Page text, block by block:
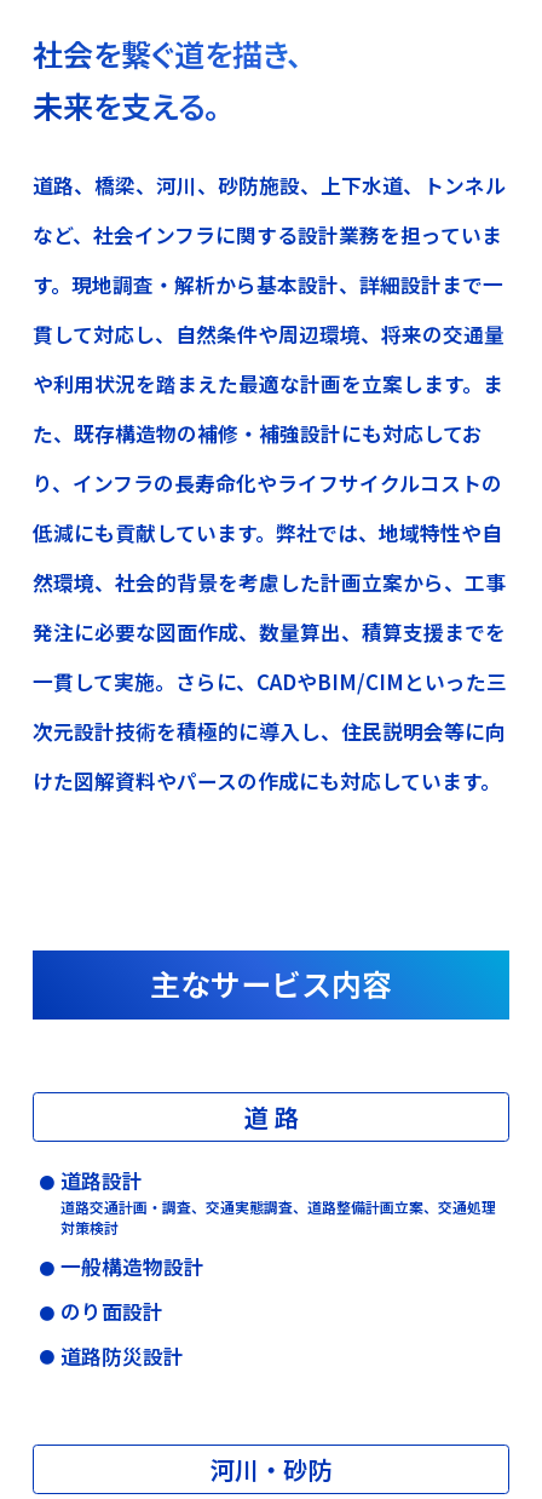
社会を繋ぐ道を描き、
未来を支える。
道路、橋梁、河川、砂防施設、上下水道、トンネル
など、社会インフラに関する設計業務を担っていま
す。現地調査・解析から基本設計、詳細設計まで一
貫して対応し、自然条件や周辺環境、将来の交通量
や利用状況を踏まえた最適な計画を立案します。ま
た、既存構造物の補修・補強設計にも対応してお
り、インフラの長寿命化やライフサイクルコストの
低減にも貢献しています。弊社では、地域特性や自
然環境、社会的背景を考慮した計画立案から、工事
発注に必要な図面作成、数量算出、積算支援までを
一貫して実施。さらに、CADやBIM/CIMといった三
次元設計技術を積極的に導入し、住民説明会等に向
けた図解資料やパースの作成にも対応しています。
主なサービス内容
道 路
道路設計
道路交通計画・調査、交通実態調査、道路整備計画立案、交通処理
対策検討
一般構造物設計
のり面設計
道路防災設計
河川・砂防